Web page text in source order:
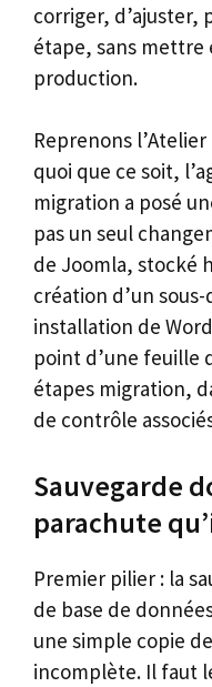
corriger, d’ajuster,
étape, sans mettre
production.
Reprenons
quoi que ce soit,
migration a posé
pas un seul
de Joomla, stocké
création d’un
installation de
point d’une feuille
étapes migration,
de contrôle
Sauvegarde
parachute
Premier pilier : la
de base de
une simple copie
incomplète. Il faut